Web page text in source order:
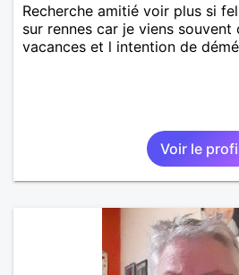
Recherche amitié voir plus si
sur rennes car je viens
vacances et l intention de
Voir le